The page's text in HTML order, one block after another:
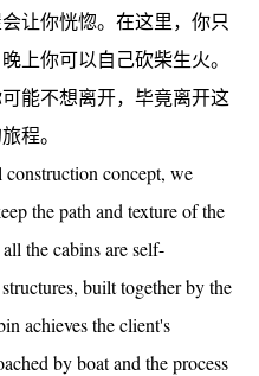
让你恍惚。在这里，你只
上你可以自己砍柴生火。
能不想离开，毕竟离开这
程。
concept, we
the path and texture of the
the cabins are self-
built together by the
achieves the client's
by boat and the process